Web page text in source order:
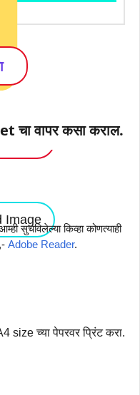
Image
चा वापर कसा कराल.
सुचविलेल्या किव्हा कोणत्याही
Adobe Reader.
size च्या पेपरवर प्रिंट करा.